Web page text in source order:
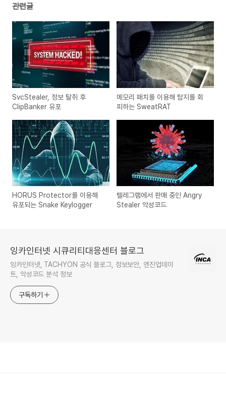
관련글
SvcStealer, 정보 탈취 후
ClipBanker 유포
메모리 패치를 이용해 탐지를 회
피하는 SweatRAT
HORUS Protector를 이용해
유포되는 Snake Keylogger
텔레그램에서 판매 중인 Angry
Stealer 악성코드
잉카인터넷 시큐리티대응센터 블로그
잉카인터넷, TACHYON 공식 블로그, 정보보안, 엔진업데이
트, 악성코드 분석 정보
구독하기